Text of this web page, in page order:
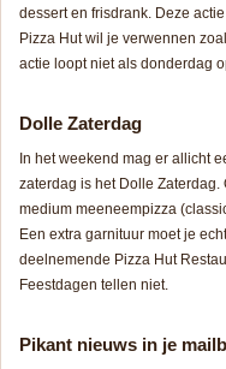
dessert en frisdrank. Deze
Pizza Hut wil je verwennen
actie loopt niet als donderdag
Dolle Zaterdag
In het weekend mag er allicht
zaterdag is het Dolle
medium meeneempizza
Een extra garnituur moet je
deelnemende Pizza Hut
Feestdagen tellen niet.
Pikant nieuws in je